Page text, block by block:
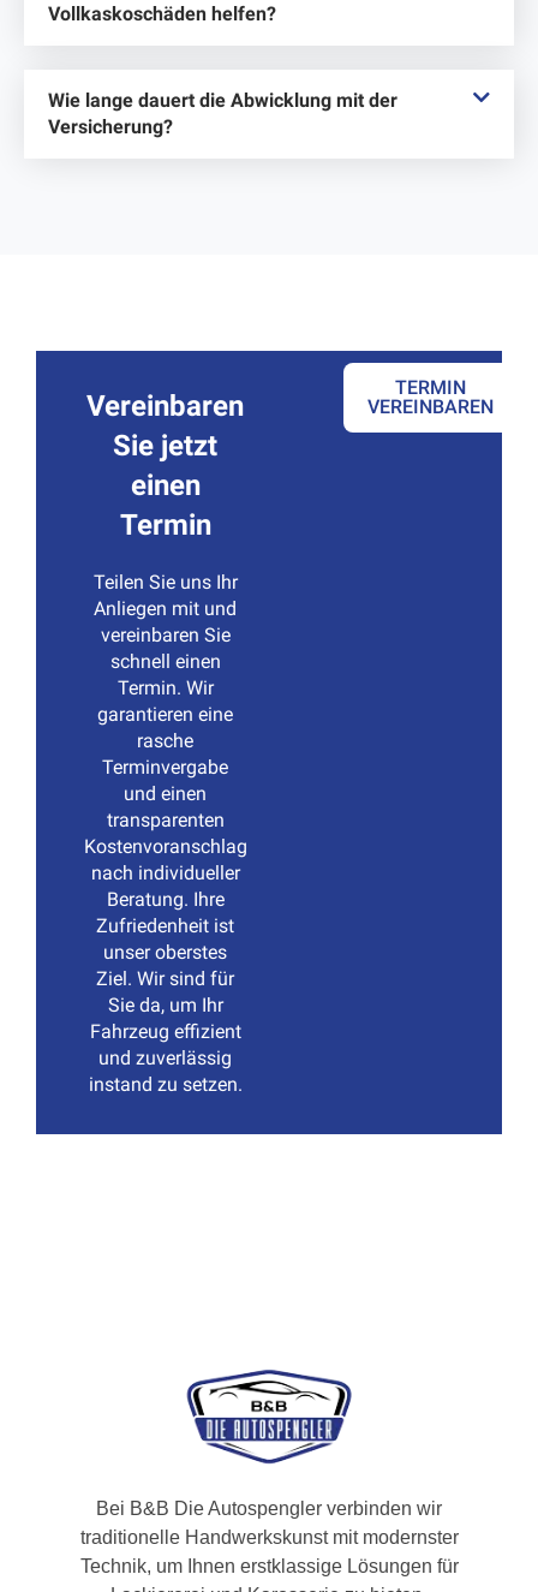
Vollkaskoschäden helfen?
Wie lange dauert die Abwicklung mit der
Versicherung?
Vereinbaren
Sie jetzt
einen
Termin
Teilen Sie uns Ihr
Anliegen mit und
vereinbaren Sie
schnell einen
Termin. Wir
garantieren eine
rasche
Terminvergabe
und einen
transparenten
Kostenvoranschlag
nach individueller
Beratung. Ihre
Zufriedenheit ist
unser oberstes
Ziel. Wir sind für
Sie da, um Ihr
Fahrzeug effizient
und zuverlässig
instand zu setzen.
TERMIN
VEREINBAREN
Bei B&B Die Autospengler verbinden wir
traditionelle Handwerkskunst mit modernster
Technik, um Ihnen erstklassige Lösungen für